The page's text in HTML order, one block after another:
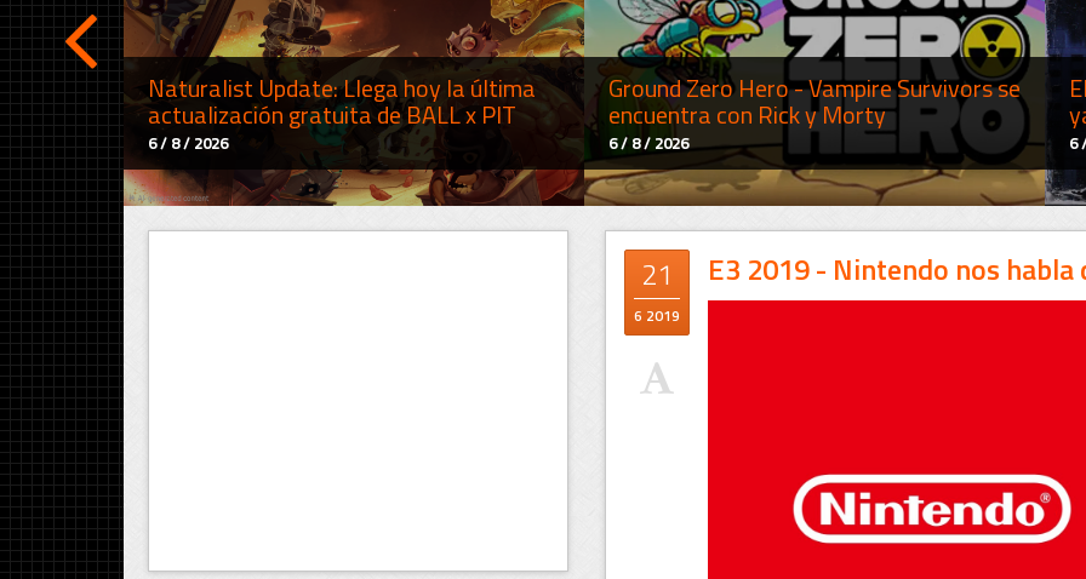
Naturalist Update: Llega hoy la última
actualización gratuita de BALL x PIT
6 / 8 / 2026
Ground Zero Hero - Vampire Survivors se
encuentra con Rick y Morty
6 / 8 / 2026 6
21
6 2019
E3 2019 - Nintendo nos habla